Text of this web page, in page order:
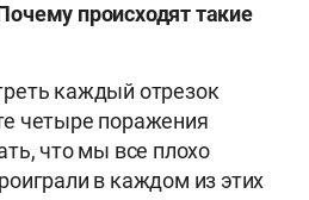
происходят такие
каждый отрезок
четыре поражения
что мы все плохо
в каждом из этих